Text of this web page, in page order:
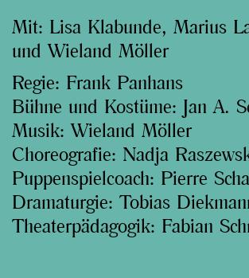
e
n
d
e
n
Mit: Lisa Klabunde, Marius
und Wieland Möller
Regie: Frank Panhans
Bühne und Kostüme: Jan A.
Musik: Wieland Möller
Choreografie: Nadja
Puppenspielcoach: Pierre
Dramaturgie: Tobias
Theaterpädagogik: Fabian